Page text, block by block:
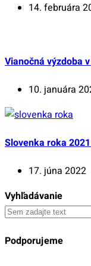
14. februára
Vianočná výzdoba
10. januára
Slovenka roka
17. júna 2022
Vyhľadávanie
Podporujeme